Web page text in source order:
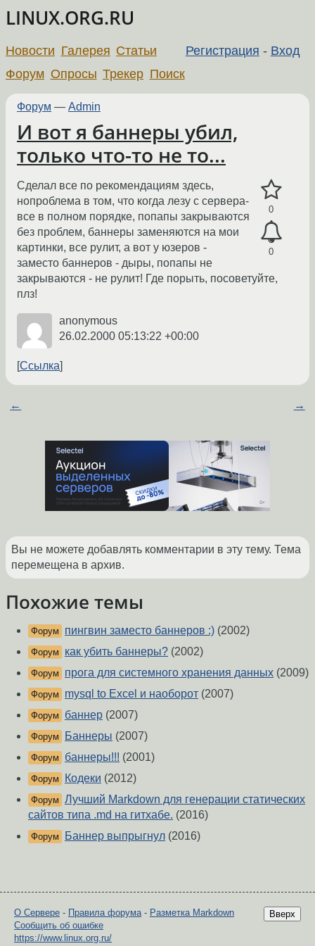
LINUX.ORG.RU
Регистрация - Вход
Новости Галерея Статьи
Форум Опросы Трекер Поиск
Форум — Admin
И вот я баннеры убил,
только что-то не то...
0
0
Сделал все по рекомендациям здесь,
нопроблема в том, что когда лезу с сервера-
все в полном порядке, попапы закрываются
без проблем, баннеры заменяются на мои
картинки, все рулит, а вот у юзеров -
заместо баннеров - дыры, попапы не
закрываются - не рулит! Где порыть, посоветуйте,
плз!
anonymous
26.02.2000 05:13:22 +00:00
Ссылка
← →
Вы не можете добавлять комментарии в эту тему. Тема
перемещена в архив.
Похожие темы
Форум пингвин заместо баннеров :) (2002)
Форум как убить баннеры? (2002)
Форум прога для системного хранения данных (2009)
Форум mysql to Excel и наоборот (2007)
Форум баннер (2007)
Форум Баннеры (2007)
Форум баннеры!!! (2001)
Форум Кодеки (2012)
Форум Лучший Markdown для генерации статических
сайтов типа .md на гитхабе. (2016)
Форум Баннер выпрыгнул (2016)
Вверх
О Сервере - Правила форума- Разметка Markdown
Сообщить об ошибке
https://www.linux.org.ru/